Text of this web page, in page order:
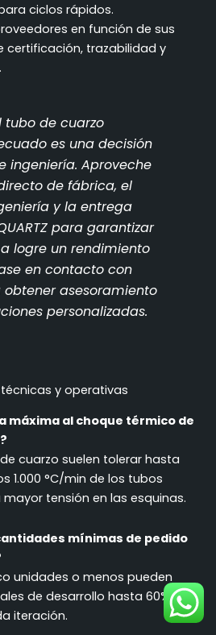
ciclos rápidos.
en función de sus
certificación, trazabilidad y
tubo de cuarzo
es una decisión
ingeniería. Aproveche
de fábrica, el
y la entrega
para garantizar
logre un rendimiento
en contacto con
obtener asesoramiento
personalizadas.
y operativas
máxima al choque térmico de
cuarzo suelen tolerar hasta
1.000 °C/min de los tubos
tensión en las esquinas.
mínimas de pedido
unidades o menos pueden
de desarrollo hasta 60%, lo
iteración.